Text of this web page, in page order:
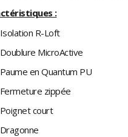
:
Isolation R-Loft
Doublure MicroActive
Paume en Quantum PU
Fermeture zippée
Poignet court
Dragonne